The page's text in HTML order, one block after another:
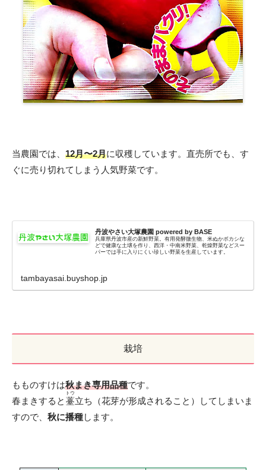
当農園では、 12月〜2月に収穫しています。直売所でも、す
ぐに売り切れてしまう人気野菜です。
丹波やさい大塚農園 powered by BASE
兵庫県丹波市産の新鮮野菜。有用発酵微生物、米ぬかボカシな
どで健康な土壌を作り、西洋・中南米野菜、乾燥野菜などスー
パーでは手に入りにくい珍しい野菜を生産しています。
tambayasai.buyshop.jp
栽培
もものすけは秋まき専用品種です。
春まきすると 薹
トウ
立ち（花芽が形成されること）してしまいま
すので、 秋に播種します。